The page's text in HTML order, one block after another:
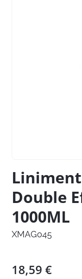
Double
1000ML
XMAG045
18,59 €